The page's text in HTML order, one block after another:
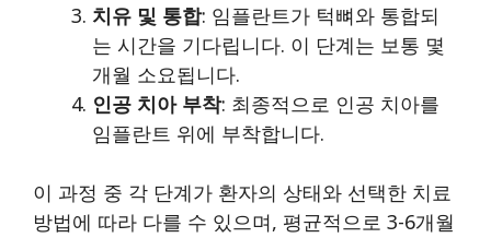
치유 및 통합: 임플란트가 턱뼈와 통합되
는 시간을 기다립니다. 이 단계는 보통 몇
개월 소요됩니다.
인공 치아 부착: 최종적으로 인공 치아를
임플란트 위에 부착합니다.
이 과정 중 각 단계가 환자의 상태와 선택한 치료
방법에 따라 다를 수 있으며, 평균적으로 3-6개월